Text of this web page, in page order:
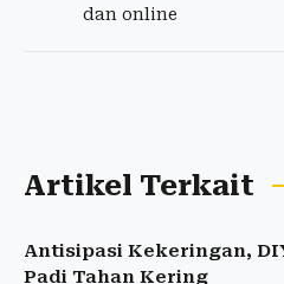
dan online
Artikel Terkait
Antisipasi Kekeringan,
Padi Tahan Kering